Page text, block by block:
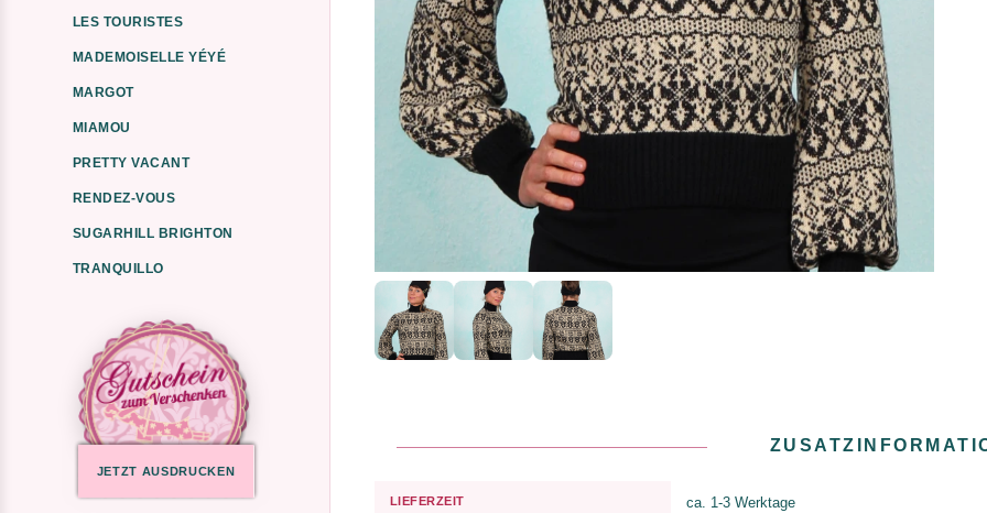
LES TOURISTES
MADEMOISELLE YÉYÉ
MARGOT
MIAMOU
PRETTY VACANT
RENDEZ-VOUS
SUGARHILL BRIGHTON
TRANQUILLO
JETZT AUSDRUCKEN
LIEFERZEIT ca. 1-3 Werktage